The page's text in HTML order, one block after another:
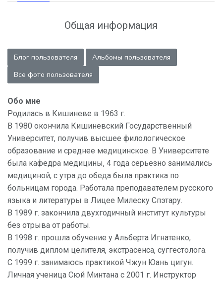
Общая информация
Блог пользователя
Альбомы пользователя
Все фото пользователя
Обо мне
Родилась в Кишиневе в 1963 г.
В 1980 окончила Кишиневский Государственный
Университет, получив высшее филологическое
образование и среднее медицинское. В Университете
была кафедра медицины, 4 года серьезно занимались
медициной, с утра до обеда была практика по
больницам города. Работала преподавателем русского
языка и литературы в Лицее Милеску Спэтару.
В 1989 г. закончила двухгодичный институт культуры
без отрыва от работы.
В 1998 г. прошла обучение у Альберта Игнатенко,
получив диплом целителя, экстрасенса, суггестолога.
С 1999 г. занимаюсь практикой Чжун Юань цигун.
Личная ученица Сюй Минтана с 2001 г. Инструктор